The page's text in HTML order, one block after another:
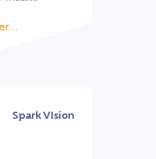
Spark VIsion